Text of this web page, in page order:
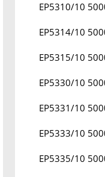
EP5310/10
EP5314/10
EP5315/10
EP5330/10
EP5331/10
EP5333/10
EP5335/10